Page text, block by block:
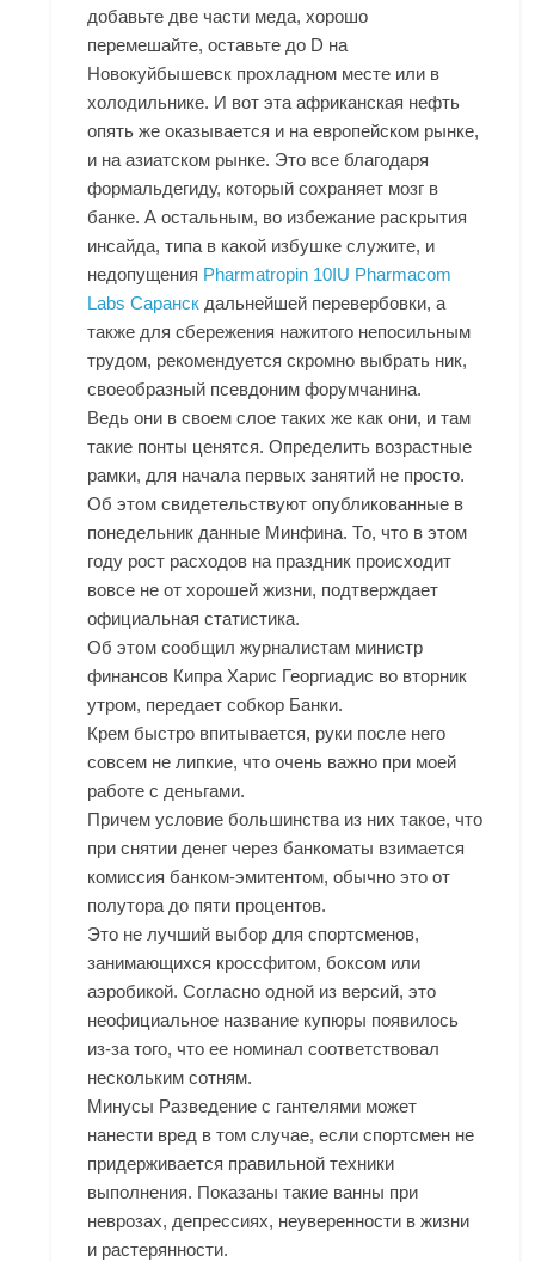
добавьте две части меда, хорошо
перемешайте, оставьте до D на
Новокуйбышевск прохладном месте или в
холодильнике. И вот эта африканская нефть
опять же оказывается и на европейском рынке,
и на азиатском рынке. Это все благодаря
формальдегиду, который сохраняет мозг в
банке. А остальным, во избежание раскрытия
инсайда, типа в какой избушке служите, и
недопущения Pharmatropin 10IU Pharmacom
Labs Саранск дальнейшей перевербовки, а
также для сбережения нажитого непосильным
трудом, рекомендуется скромно выбрать ник,
своеобразный псевдоним форумчанина.
Ведь они в своем слое таких же как они, и там
такие понты ценятся. Определить возрастные
рамки, для начала первых занятий не просто.
Об этом свидетельствуют опубликованные в
понедельник данные Минфина. То, что в этом
году рост расходов на праздник происходит
вовсе не от хорошей жизни, подтверждает
официальная статистика.
Об этом сообщил журналистам министр
финансов Кипра Харис Георгиадис во вторник
утром, передает собкор Банки.
Крем быстро впитывается, руки после него
совсем не липкие, что очень важно при моей
работе с деньгами.
Причем условие большинства из них такое, что
при снятии денег через банкоматы взимается
комиссия банком-эмитентом, обычно это от
полутора до пяти процентов.
Это не лучший выбор для спортсменов,
занимающихся кроссфитом, боксом или
аэробикой. Согласно одной из версий, это
неофициальное название купюры появилось
из-за того, что ее номинал соответствовал
нескольким сотням.
Минусы Разведение с гантелями может
нанести вред в том случае, если спортсмен не
придерживается правильной техники
выполнения. Показаны такие ванны при
неврозах, депрессиях, неуверенности в жизни
и растерянности.